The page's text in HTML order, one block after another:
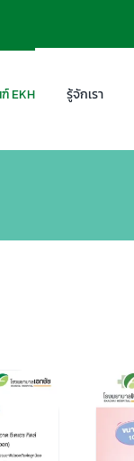
EKH รู้จักเรา